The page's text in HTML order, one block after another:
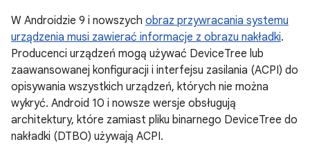
W Androidzie 9 i nowszych obraz przywracania systemu
urządzenia musi zawierać informacje z obrazu nakładki.
Producenci urządzeń mogą używać DeviceTree lub
zaawansowanej konfiguracji i interfejsu zasilania (ACPI) do
opisywania wszystkich urządzeń, których nie można
wykryć. Android 10 i nowsze wersje obsługują
architektury, które zamiast pliku binarnego DeviceTree do
nakładki (DTBO) używają ACPI.